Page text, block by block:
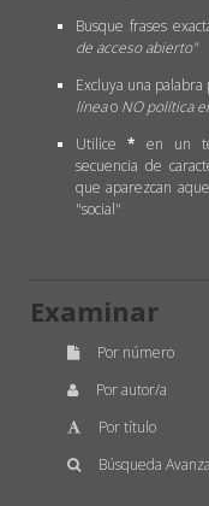
Busque frases
de acceso abierto"
Excluya una
líneao NO política
Utilice * en un
secuencia de
que aparezcan
"social"
Examinar
Por número
Por autor/a
Por título
Búsqueda